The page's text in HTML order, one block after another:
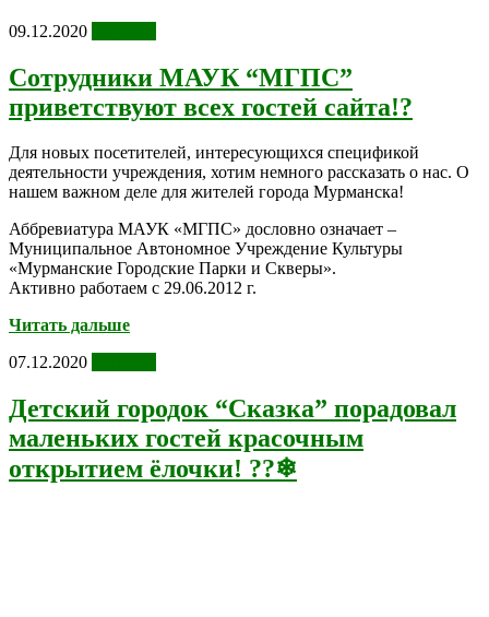
09.12.2020
Сотрудники МАУК “МГПС”
приветствуют всех гостей сайта!?
Для новых посетителей, интересующихся спецификой
деятельности учреждения, хотим немного рассказать о нас. О
нашем важном деле для жителей города Мурманска!
Аббревиатура МАУК «МГПС» дословно означает –
Муниципальное Автономное Учреждение Культуры
«Мурманские Городские Парки и Скверы».
Активно работаем с 29.06.2012 г.
Читать дальше
07.12.2020
Детский городок “Сказка” порадовал
маленьких гостей красочным
открытием ёлочки! ??❄